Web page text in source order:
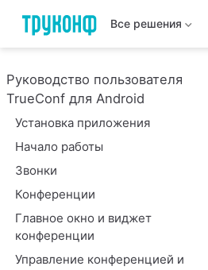
Все решения
Руководство пользователя
TrueConf для Android
Установка приложения
Начало работы
Звонки
Конференции
Главное окно и виджет
конференции
Управление конференцией и